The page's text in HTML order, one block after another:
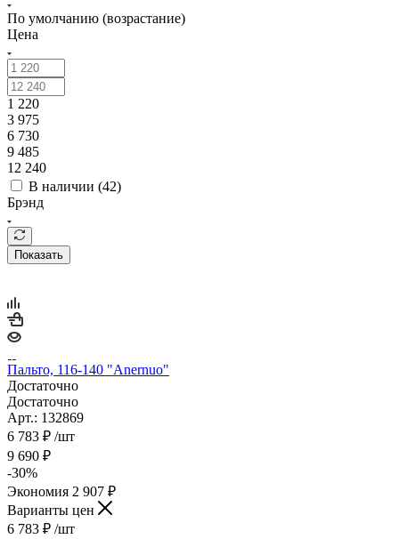
По умолчанию (возрастание)
Цена
1 220
3 975
6 730
9 485
12 240
В наличии (42)
Брэнд
Показать
Пальто, 116-140 "Anernuo"
Достаточно
Достаточно
Арт.: 132869
6 783 ₽ /шт
9 690 ₽
-30%
Экономия 2 907 ₽
Варианты цен
6 783 ₽ /шт